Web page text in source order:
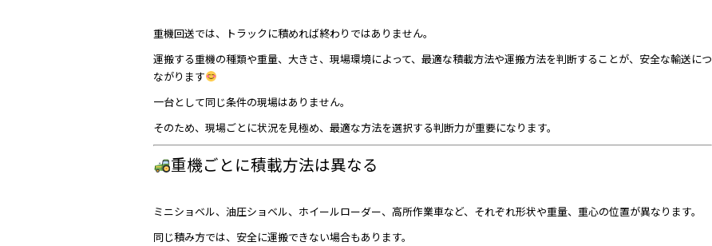
重機回送では、トラックに積めれば終わりではありません。
運搬する重機の種類や重量、大きさ、現場環境によって、最適な積載方法や運搬方法を判断することが、安全な輸送につ
ながります
一台として同じ条件の現場はありません。
そのため、現場ごとに状況を見極め、最適な方法を選択する判断力が重要になります。
重機ごとに積載方法は異なる
ミニショベル、油圧ショベル、ホイールローダー、高所作業車など、それぞれ形状や重量、重心の位置が異なります。
同じ積み方では、安全に運搬できない場合もあります。